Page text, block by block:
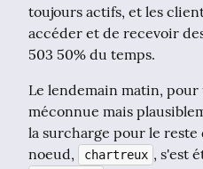
toujours actifs, et les
accéder et de recevoir
503 50% du temps.
Le lendemain matin,
méconnue mais
la surcharge pour le
noeud,
chartreux